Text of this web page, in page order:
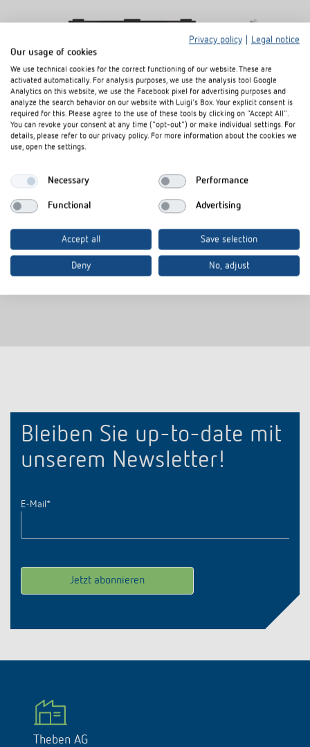
AP-Rahmen 110A BK
Rahmen für Aufputz-Montage des
Präsenzmelders
theMova P, thePassa
Farbe: Schwarz
theMova P,
Farbe: Grau
Bleiben Sie up-to-date mit
unserem Newsletter!
E-Mail *
Theben AG
Privacy policy
Legal notice
Our usage of cookies
We use technical cookies for the correct functioning of our website. These are
activated automatically. For analysis purposes, we use the analysis tool Google
Analytics on this website, we use the Facebook pixel for advertising purposes and
analyze the search behavior on our website with Luigi's Box. Your explicit consent is
required for this. Please agree to the use of these tools by clicking on "Accept All".
You can revoke your consent at any time ("opt-out") or make individual settings. For
details, please refer to our privacy policy. For more information about the cookies we
use, open the settings.
Necessary Performance
Functional Advertising
Accept all Save selection
Deny No, adjust